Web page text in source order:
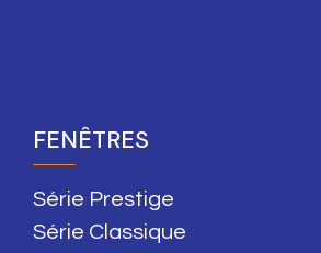
FENÊTRES
Série Prestige
Série Classique